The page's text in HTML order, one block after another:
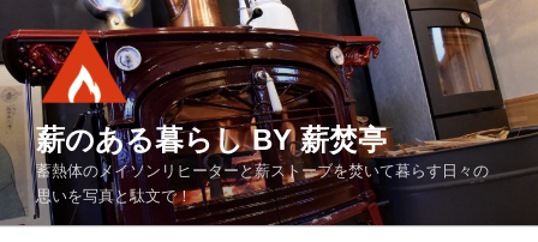
ン
テ
ン
ツ
へ
ス
キ
薪のある暮らし BY 薪焚亭
蓄熱体のメイソンリヒーターと薪ストーブを焚いて暮らす日々の
思いを写真と駄文で！